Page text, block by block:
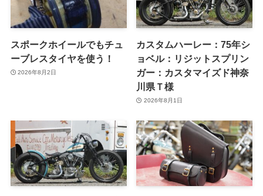
スポークホイールでもチュ
ーブレスタイヤを使う！
2026年8月2日
カスタムハーレー：75年シ
ョベル：リジットスプリン
ガー：カスタマイズド神奈
川県Ｔ様
2026年8月1日